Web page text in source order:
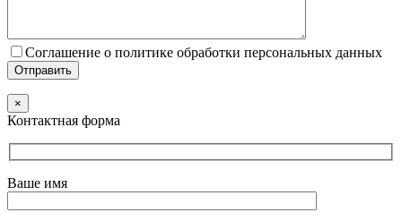
Соглашение о политике обработки персональных данных
×
Контактная форма
Ваше имя